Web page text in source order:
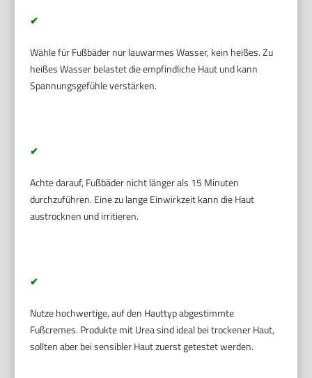
✔
Wähle für Fußbäder nur lauwarmes Wasser, kein heißes. Zu
heißes Wasser belastet die empfindliche Haut und kann
Spannungsgefühle verstärken.
✔
Achte darauf, Fußbäder nicht länger als 15 Minuten
durchzuführen. Eine zu lange Einwirkzeit kann die Haut
austrocknen und irritieren.
✔
Nutze hochwertige, auf den Hauttyp abgestimmte
Fußcremes. Produkte mit Urea sind ideal bei trockener Haut,
sollten aber bei sensibler Haut zuerst getestet werden.